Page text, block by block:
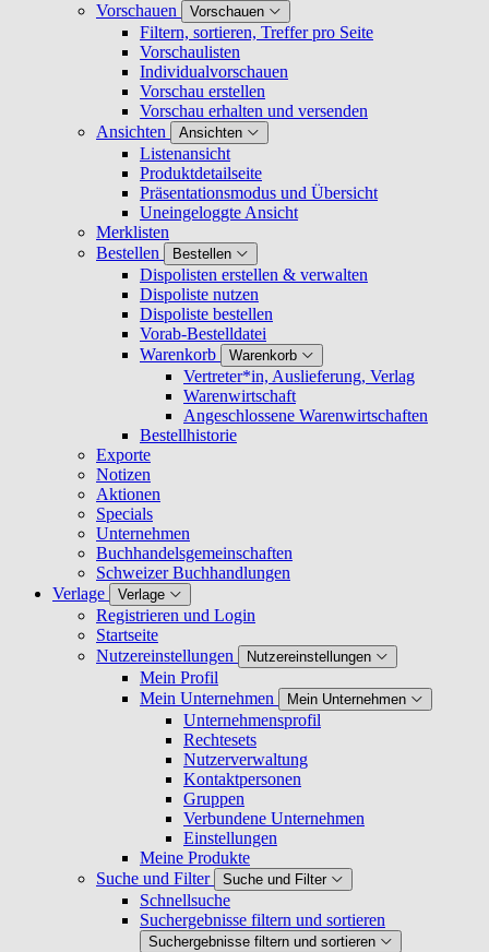
Vorschauen
Vorschauen
Filtern, sortieren, Treffer pro Seite
Vorschaulisten
Individualvorschauen
Vorschau erstellen
Vorschau erhalten und versenden
Ansichten
Ansichten
Listenansicht
Produktdetailseite
Präsentationsmodus und Übersicht
Uneingeloggte Ansicht
Merklisten
Bestellen
Bestellen
Dispolisten erstellen & verwalten
Dispoliste nutzen
Dispoliste bestellen
Vorab-Bestelldatei
Warenkorb
Warenkorb
Vertreter*in, Auslieferung, Verlag
Warenwirtschaft
Angeschlossene Warenwirtschaften
Bestellhistorie
Exporte
Notizen
Aktionen
Specials
Unternehmen
Buchhandelsgemeinschaften
Schweizer Buchhandlungen
Verlage
Verlage
Registrieren und Login
Startseite
Nutzereinstellungen
Nutzereinstellungen
Mein Profil
Mein Unternehmen
Mein Unternehmen
Unternehmensprofil
Rechtesets
Nutzerverwaltung
Kontaktpersonen
Gruppen
Verbundene Unternehmen
Einstellungen
Meine Produkte
Suche und Filter
Suche und Filter
Schnellsuche
Suchergebnisse filtern und sortieren
Suchergebnisse filtern und sortieren